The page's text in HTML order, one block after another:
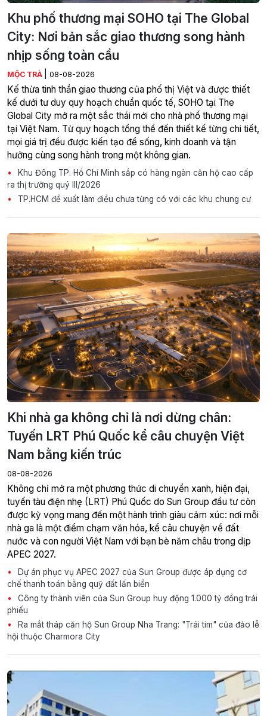
Khu phố thương mại SOHO tại The Global
City: Nơi bản sắc giao thương song hành
nhịp sống toàn cầu
MỘC TRÀ 08-08-2026
Kế thừa tinh thần giao thương của phố thị Việt và được thiết
kế dưới tư duy quy hoạch chuẩn quốc tế, SOHO tại The
Global City mở ra một sắc thái mới cho nhà phố thương mại
tại Việt Nam. Từ quy hoạch tổng thể đến thiết kế từng chi tiết,
mọi giá trị đều được kiến tạo để sống, kinh doanh và tận
hưởng cùng song hành trong một không gian.
Khu Đông TP. Hồ Chí Minh sắp có hàng ngàn căn hộ cao cấp
ra thị trường quý III/2026
TP.HCM đề xuất làm điều chưa từng có với các khu chung cư
Khi nhà ga không chỉ là nơi dừng chân:
Tuyến LRT Phú Quốc kể câu chuyện Việt
Nam bằng kiến trúc
08-08-2026
Không chỉ mở ra một phương thức di chuyển xanh, hiện đại,
tuyến tàu điện nhẹ (LRT) Phú Quốc do Sun Group đầu tư còn
được kỳ vọng mang đến một hành trình giàu cảm xúc: nơi mỗi
nhà ga là một điểm chạm văn hóa, kể câu chuyện về đất
nước và con người Việt Nam với bạn bè năm châu trong dịp
APEC 2027.
Dự án phục vụ APEC 2027 của Sun Group được áp dụng cơ
chế thanh toán bằng quỹ đất lấn biển
Công ty thành viên của Sun Group huy động 1.000 tỷ đồng trái
phiếu
Ra mắt tháp căn hộ Sun Group Nha Trang: "Trái tim" của đảo lễ
hội thuộc Charmora City